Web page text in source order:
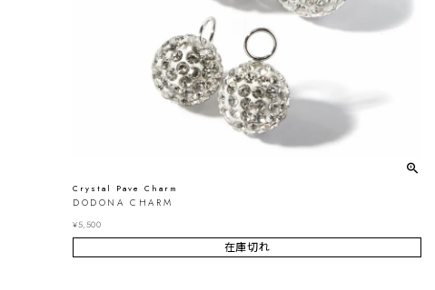
Crystal Pave Charm
DODONA CHARM
¥5,500
在庫切れ